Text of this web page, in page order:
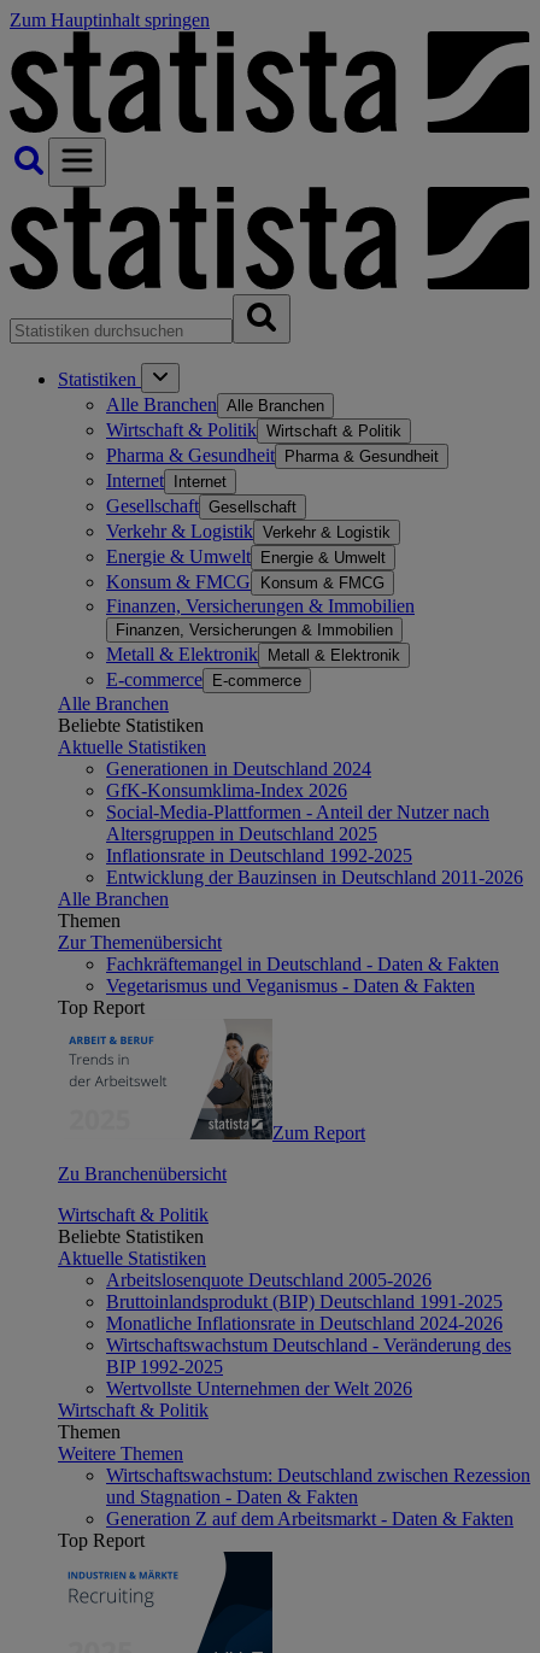
Zum Hauptinhalt springen
Statistiken
Alle Branchen Alle Branchen
Wirtschaft & Politik Wirtschaft & Politik
Pharma & Gesundheit Pharma & Gesundheit
Internet Internet
Gesellschaft Gesellschaft
Verkehr & Logistik Verkehr & Logistik
Energie & Umwelt Energie & Umwelt
Konsum & FMCG Konsum & FMCG
Finanzen, Versicherungen & Immobilien
Finanzen, Versicherungen & Immobilien
Metall & Elektronik Metall & Elektronik
E-commerce E-commerce
Alle Branchen
Beliebte Statistiken
Aktuelle Statistiken
Generationen in Deutschland 2024
GfK-Konsumklima-Index 2026
Social-Media-Plattformen - Anteil der Nutzer nach
Altersgruppen in Deutschland 2025
Inflationsrate in Deutschland 1992-2025
Entwicklung der Bauzinsen in Deutschland 2011-2026
Alle Branchen
Themen
Zur Themenübersicht
Fachkräftemangel in Deutschland - Daten & Fakten
Vegetarismus und Veganismus - Daten & Fakten
Top Report
Zum Report
Zu Branchenübersicht
Wirtschaft & Politik
Beliebte Statistiken
Aktuelle Statistiken
Arbeitslosenquote Deutschland 2005-2026
Bruttoinlandsprodukt (BIP) Deutschland 1991-2025
Monatliche Inflationsrate in Deutschland 2024-2026
Wirtschaftswachstum Deutschland - Veränderung des
BIP 1992-2025
Wertvollste Unternehmen der Welt 2026
Wirtschaft & Politik
Themen
Weitere Themen
Wirtschaftswachstum: Deutschland zwischen Rezession
und Stagnation - Daten & Fakten
Generation Z auf dem Arbeitsmarkt - Daten & Fakten
Top Report